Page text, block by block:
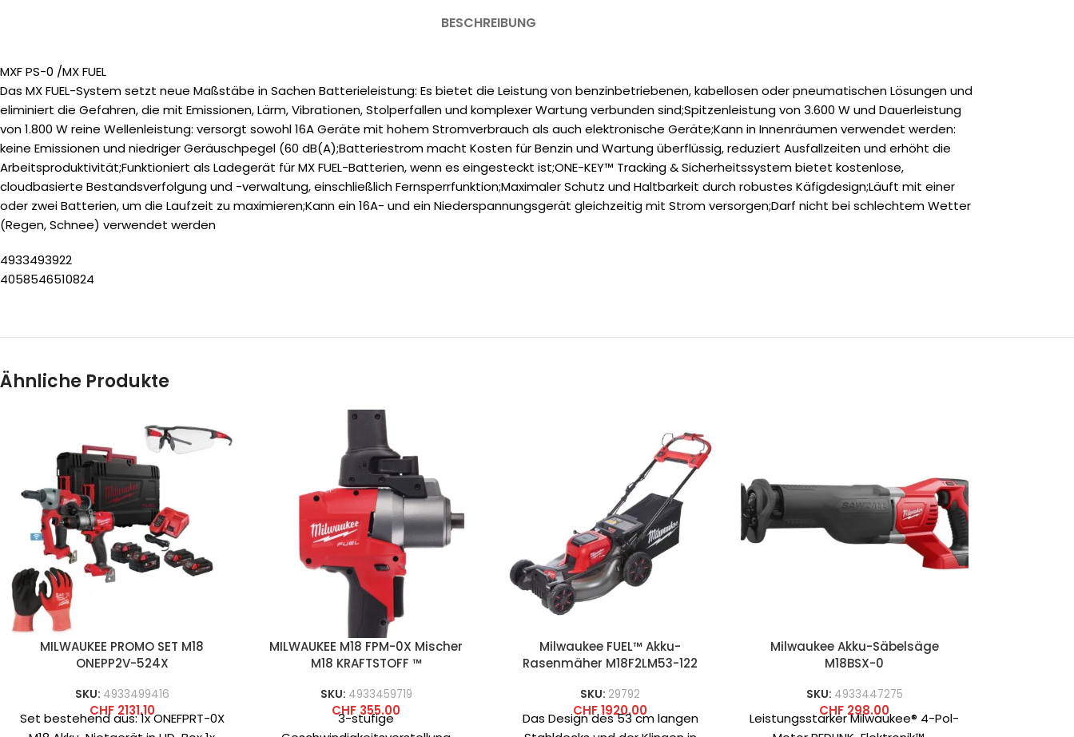
BESCHREIBUNG
MXF PS-0 /MX FUEL
Das MX FUEL-System setzt neue Maßstäbe in Sachen Batterieleistung: Es bietet die Leistung von benzinbetriebenen, kabellosen oder pneumatischen Lösungen und
eliminiert die Gefahren, die mit Emissionen, Lärm, Vibrationen, Stolperfallen und komplexer Wartung verbunden sind;Spitzenleistung von 3.600 W und Dauerleistung
von 1.800 W reine Wellenleistung: versorgt sowohl 16A Geräte mit hohem Stromverbrauch als auch elektronische Geräte;Kann in Innenräumen verwendet werden:
keine Emissionen und niedriger Geräuschpegel (60 dB(A);Batteriestrom macht Kosten für Benzin und Wartung überflüssig, reduziert Ausfallzeiten und erhöht die
Arbeitsproduktivität;Funktioniert als Ladegerät für MX FUEL-Batterien, wenn es eingesteckt ist;ONE-KEY™ Tracking & Sicherheitssystem bietet kostenlose,
cloudbasierte Bestandsverfolgung und -verwaltung, einschließlich Fernsperrfunktion;Maximaler Schutz und Haltbarkeit durch robustes Käfigdesign;Läuft mit einer
oder zwei Batterien, um die Laufzeit zu maximieren;Kann ein 16A- und ein Niederspannungsgerät gleichzeitig mit Strom versorgen;Darf nicht bei schlechtem Wetter
(Regen, Schnee) verwendet werden
4933493922
4058546510824
Ähnliche Produkte
MILWAUKEE PROMO SET M18
ONEPP2V-524X
SKU: 4933499416
CHF2131.10
Set bestehend aus: 1x ONEFPRT-0X
MILWAUKEE M18 FPM-0X Mischer
M18 KRAFTSTOFF ™
SKU: 4933459719
CHF 355.00
3-stufige
Milwaukee FUEL™ Akku-
Rasenmäher M18F2LM53-122
SKU: 29792
CHF1920.00
Das Design des 53 cm langen
Milwaukee Akku-Säbelsäge
M18BSX-0
SKU: 4933447275
CHF 298.00
Leistungsstarker Milwaukee® 4-Pol-